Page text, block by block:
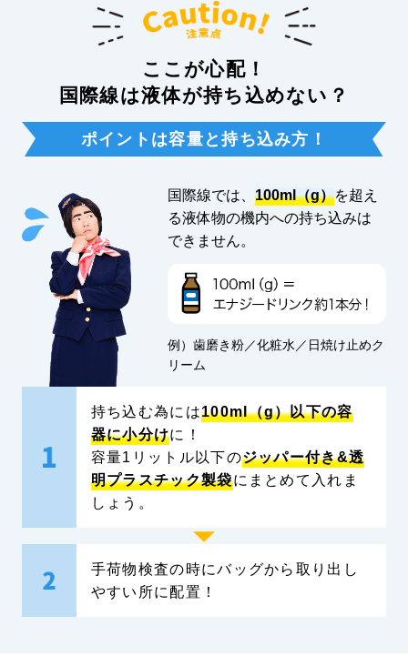
ここが心配！
国際線は液体が持ち込めない？
ポイントは容量と持ち込み方！
国際線では、100ml（g）を超え
る液体物の機内への持ち込みは
できません。
例）歯磨き粉／化粧水／日焼け止めク
リーム
持ち込む為には100ml（g）以下の容
器に小分けに！
容量1リットル以下のジッパー付き&透
明プラスチック製袋にまとめて入れま
しょう。
手荷物検査の時にバッグから取り出し
やすい所に配置！